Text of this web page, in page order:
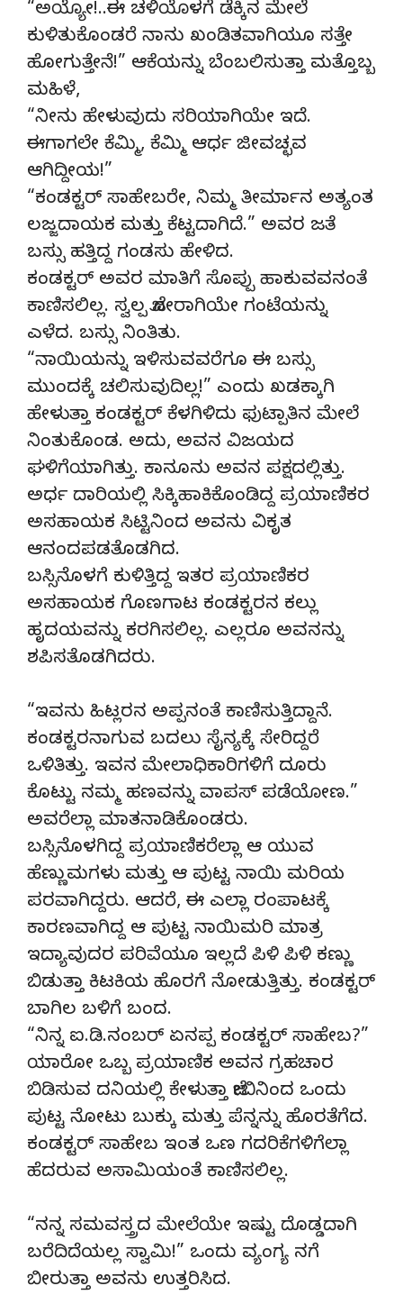
“ಅಯ್ಯೋ!..ಈ ಚಳಿಯೊಳಗೆ ಡೆಕ್ಕಿನ ಮೇಲೆ
ಕುಳಿತುಕೊಂಡರೆ ನಾನು ಖಂಡಿತವಾಗಿಯೂ ಸತ್ತೇ
ಹೋಗುತ್ತೇನೆ!” ಆಕೆಯನ್ನು ಬೆಂಬಲಿಸುತ್ತಾ ಮತ್ತೊಬ್ಬ
ಮಹಿಳೆ,
“ನೀನು ಹೇಳುವುದು ಸರಿಯಾಗಿಯೇ ಇದೆ.
ಈಗಾಗಲೇ ಕೆಮ್ಮಿ, ಕೆಮ್ಮಿ ಆರ್ಧ ಜೀವಚ್ಛವ
ಆಗಿದ್ದೀಯ!”
“ಕಂಡಕ್ಟರ್ ಸಾಹೇಬರೇ, ನಿಮ್ಮ ತೀರ್ಮಾನ ಅತ್ಯಂತ
ಲಜ್ಜದಾಯಕ ಮತ್ತು ಕೆಟ್ಟದಾಗಿದೆ.” ಅವರ ಜತೆ
ಬಸ್ಸು ಹತ್ತಿದ್ದ ಗಂಡಸು ಹೇಳಿದ.
ಕಂಡಕ್ಟರ್ ಅವರ ಮಾತಿಗೆ ಸೊಪ್ಪು ಹಾಕುವವನಂತೆ
ಕಾಣಿಸಲಿಲ್ಲ. ಸ್ವಲ್ಪ ಜೋರಾಗಿಯೇ ಗಂಟೆಯನ್ನು
ಎಳೆದ. ಬಸ್ಸು ನಿಂತಿತು.
“ನಾಯಿಯನ್ನು ಇಳಿಸುವವರೆಗೂ ಈ ಬಸ್ಸು
ಮುಂದಕ್ಕೆ ಚಲಿಸುವುದಿಲ್ಲ!” ಎಂದು ಖಡಕ್ಕಾಗಿ
ಹೇಳುತ್ತಾ ಕಂಡಕ್ಟರ್ ಕೆಳಗಿಳಿದು ಫುಟ್ಪಾತಿನ ಮೇಲೆ
ನಿಂತುಕೊಂಡ. ಅದು, ಅವನ ವಿಜಯದ
ಘಳಿಗೆಯಾಗಿತ್ತು. ಕಾನೂನು ಅವನ ಪಕ್ಷದಲ್ಲಿತ್ತು.
ಅರ್ಧ ದಾರಿಯಲ್ಲಿ ಸಿಕ್ಕಿಹಾಕಿಕೊಂಡಿದ್ದ ಪ್ರಯಾಣಿಕರ
ಅಸಹಾಯಕ ಸಿಟ್ಟಿನಿಂದ ಅವನು ವಿಕೃತ
ಆನಂದಪಡತೊಡಗಿದ.
ಬಸ್ಸಿನೊಳಗೆ ಕುಳಿತ್ತಿದ್ದ ಇತರ ಪ್ರಯಾಣಿಕರ
ಅಸಹಾಯಕ ಗೊಣಗಾಟ ಕಂಡಕ್ಟರನ ಕಲ್ಲು
ಹೃದಯವನ್ನು ಕರಗಿಸಲಿಲ್ಲ. ಎಲ್ಲರೂ ಅವನನ್ನು
ಶಪಿಸತೊಡಗಿದರು.
“ಇವನು ಹಿಟ್ಲರನ ಅಪ್ಪನಂತೆ ಕಾಣಿಸುತ್ತಿದ್ದಾನೆ.
ಕಂಡಕ್ಟರನಾಗುವ ಬದಲು ಸೈನ್ಯಕ್ಕೆ ಸೇರಿದ್ದರೆ
ಒಳಿತಿತ್ತು. ಇವನ ಮೇಲಾಧಿಕಾರಿಗಳಿಗೆ ದೂರು
ಕೊಟ್ಟು ನಮ್ಮ ಹಣವನ್ನು ವಾಪಸ್ ಪಡೆಯೋಣ.”
ಅವರೆಲ್ಲಾ ಮಾತನಾಡಿಕೊಂಡರು.
ಬಸ್ಸಿನೊಳಗಿದ್ದ ಪ್ರಯಾಣಿಕರೆಲ್ಲಾ ಆ ಯುವ
ಹೆಣ್ಣುಮಗಳು ಮತ್ತು ಆ ಪುಟ್ಟ ನಾಯಿ ಮರಿಯ
ಪರವಾಗಿದ್ದರು. ಆದರೆ, ಈ ಎಲ್ಲಾ ರಂಪಾಟಕ್ಕೆ
ಕಾರಣವಾಗಿದ್ದ ಆ ಪುಟ್ಟ ನಾಯಿಮರಿ ಮಾತ್ರ
ಇದ್ಯಾವುದರ ಪರಿವೆಯೂ ಇಲ್ಲದೆ ಪಿಳಿ ಪಿಳಿ ಕಣ್ಣು
ಬಿಡುತ್ತಾ ಕಿಟಕಿಯ ಹೊರಗೆ ನೋಡುತ್ತಿತ್ತು. ಕಂಡಕ್ಟರ್
ಬಾಗಿಲ ಬಳಿಗೆ ಬಂದ.
“ನಿನ್ನ ಐ.ಡಿ.ನಂಬರ್ ಏನಪ್ಪ ಕಂಡಕ್ಟರ್ ಸಾಹೇಬ?”
ಯಾರೋ ಒಬ್ಬ ಪ್ರಯಾಣಿಕ ಅವನ ಗ್ರಹಚಾರ
ಬಿಡಿಸುವ ದನಿಯಲ್ಲಿ ಕೇಳುತ್ತಾ ಜೇಬಿನಿಂದ ಒಂದು
ಪುಟ್ಟ ನೋಟು ಬುಕ್ಕು ಮತ್ತು ಪೆನ್ನನ್ನು ಹೊರತೆಗೆದ.
ಕಂಡಕ್ಟರ್ ಸಾಹೇಬ ಇಂತ ಒಣ ಗದರಿಕೆಗಳಿಗೆಲ್ಲಾ
ಹೆದರುವ ಅಸಾಮಿಯಂತೆ ಕಾಣಿಸಲಿಲ್ಲ.
“ನನ್ನ ಸಮವಸ್ತ್ರದ ಮೇಲೆಯೇ ಇಷ್ಟು ದೊಡ್ಡದಾಗಿ
ಬರೆದಿದೆಯಲ್ಲ ಸ್ವಾಮಿ!” ಒಂದು ವ್ಯಂಗ್ಯ ನಗೆ
ಬೀರುತ್ತಾ ಅವನು ಉತ್ತರಿಸಿದ.